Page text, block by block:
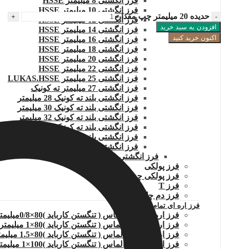
فرز انگشتی 10 میلیمتر HSSE
فرز انگشتی 12 میلیمتر HSSE
فرز انگشتی 14 میلیمتر HSSE
فرز انگشتی 16 میلیمتر HSSE
فرز انگشتی 18 میلیمتر HSSE
فرز انگشتی 20 میلیمتر HSSE
فرز انگشتی 22 میلیمتر HSSE
فرز انگشتی 25 میلیمتر LUKAS.HSSE
فرز انگشتی 27 میلیمتر ته کونیک
فرز انگشتی بلند ته کونیک 28 میلیمتر
فرز انگشتی بلند ته کونیک 30 میلیمتر
فرز انگشتی بلند ته کونیک 32 میلیمتر
فرز انگشتی بلند ته کونیک 36 میلیمتر
فرز انگشتی بلند ته کونیک 40 میلیمتر
فرز انگشتی بلند ته کونیک 45 میلیمتر
فرز انگشتی HSS
فرز پولکی
فرز پولکی چپ وراست 200
فرز T
فرز دم چلچله
فرز اره ای تمام الماس
فرز اره ای تمام الماس ( تنگستن کارباید )80×0/8میلیمتر
فرز اره ای تمام الماس ( تنگستن کارباید )80×1 میلیمتر
فرز اره ای تمام الماس ( تنگستن کارباید )80×1.5 میلیمتر
فرز اره ای تمام الماس ( تنگستن کارباید )100×1 میلیمتر
حدیده 20 میلیمتر چپ مقدار
افزودن به سبد خرید
اکنون خرید کنید